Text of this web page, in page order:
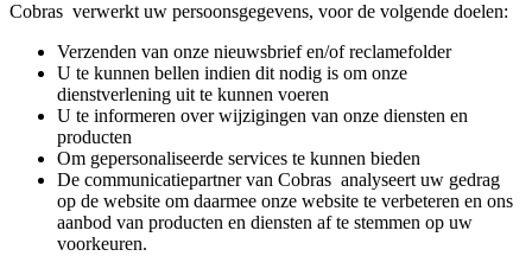
Cobras verwerkt uw persoonsgegevens, voor de volgende doelen:
Verzenden van onze nieuwsbrief en/of reclamefolder
U te kunnen bellen indien dit nodig is om onze
dienstverlening uit te kunnen voeren
U te informeren over wijzigingen van onze diensten en
producten
Om gepersonaliseerde services te kunnen bieden
De communicatiepartner van Cobras analyseert uw gedrag
op de website om daarmee onze website te verbeteren en ons
aanbod van producten en diensten af te stemmen op uw
voorkeuren.